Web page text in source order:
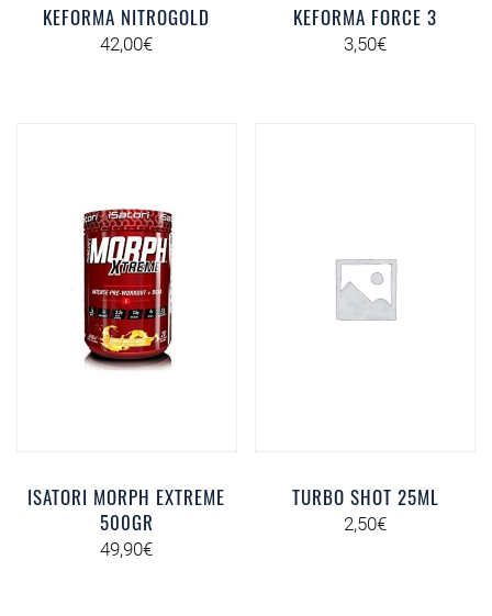
KEFORMA NITROGOLD
42,00€
KEFORMA FORCE 3
3,50€
ISATORI MORPH EXTREME
500GR
49,90€
TURBO SHOT 25ML
2,50€